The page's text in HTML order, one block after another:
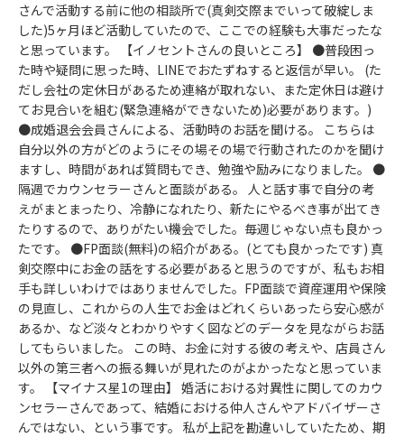
さんで活動する前に他の相談所で(真剣交際までいって破綻しま
した)5ヶ月ほど活動していたので、ここでの経験も大事だったな
と思っています。 【イノセントさんの良いところ】 ●普段困っ
た時や疑問に思った時、LINEでおたずねすると返信が早い。 (た
だし会社の定休日があるため連絡が取れない、また定休日は避け
てお見合いを組む(緊急連絡ができないため)必要があります。)
●成婚退会会員さんによる、活動時のお話を聞ける。 こちらは
自分以外の方がどのようにその場その場で行動されたのかを聞け
ますし、時間があれば質問もでき、勉強や励みになりました。 ●
隔週でカウンセラーさんと面談がある。 人と話す事で自分の考
えがまとまったり、冷静になれたり、新たにやるべき事が出てき
たりするので、ありがたい機会でした。毎週じゃない点も良かっ
たです。 ●FP面談(無料)の紹介がある。(とても良かったです) 真
剣交際中にお金の話をする必要があると思うのですが、私もお相
手も詳しいわけではありませんでした。FP面談で資産運用や保険
の見直し、これからの人生でお金はどれくらいあったら安心感が
あるか、など淡々とわかりやすく図などのデータを見ながらお話
してもらいました。 この時、お金に対する彼の考えや、店員さん
以外の第三者への振る舞いが見れたのがよかったなと思っていま
す。 【マイナス星1の理由】 婚活における対異性に関してのカウ
ンセラーさんであって、結婚における仲人さんやアドバイザーさ
んではない、という事です。 私が上記を勘違いしていたため、期